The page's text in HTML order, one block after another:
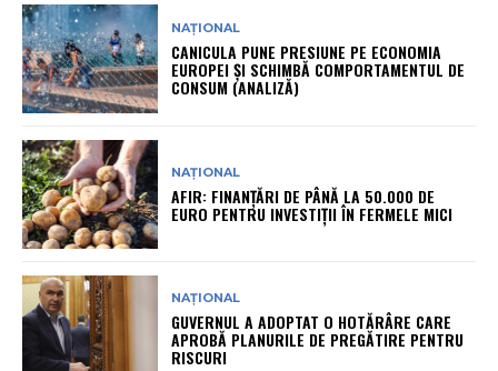
NAȚIONAL
CANICULA PUNE PRESIUNE PE ECONOMIA
EUROPEI ȘI SCHIMBĂ COMPORTAMENTUL DE
CONSUM (ANALIZĂ)
NAȚIONAL
AFIR: FINANȚĂRI DE PÂNĂ LA 50.000 DE
EURO PENTRU INVESTIȚII ÎN FERMELE MICI
NAȚIONAL
GUVERNUL A ADOPTAT O HOTĂRÂRE CARE
APROBĂ PLANURILE DE PREGĂTIRE PENTRU
RISCURI